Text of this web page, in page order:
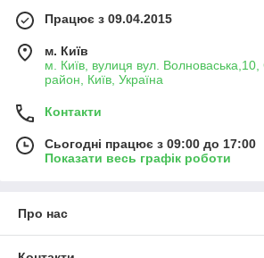
Працює з 09.04.2015
м. Київ
м. Київ, вулиця вул.
район, Київ, Україна
Контакти
Сьогодні працює з 09:00 до 17:00
Показати весь графік роботи
Про нас